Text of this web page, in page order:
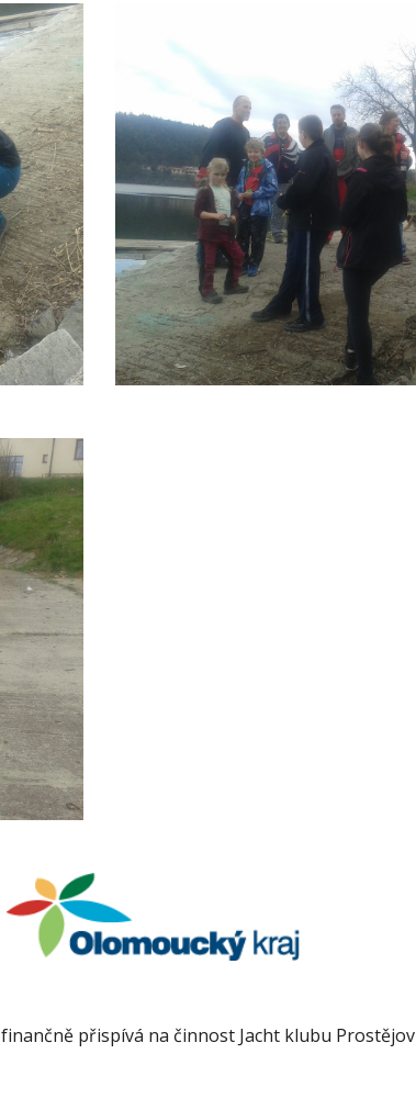
finančně přispívá na činnost Jacht klubu Prostějov